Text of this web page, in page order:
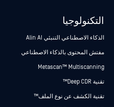
التكنولوجيا
الذكاء الاصطناعي التنبئي Alin AI
مفتش المحتوى بالذكاء الاصطناعي
Metascan™ Multiscanning
تقنية Deep CDR™
تقنية الكشف عن نوع الملف™